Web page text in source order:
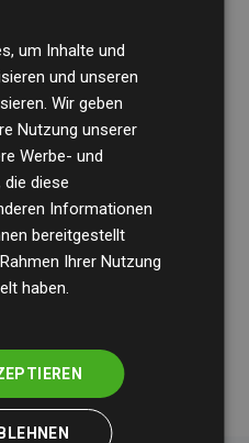
BDOüberprüft
und Methodik, um
sicherzustellen.
unsere Investitionen in
200 % der
der teilnehmenden
klarer Nachweis für die
Ansatzes.
um Inhalte und
und unseren
Wir geben
Nutzung unserer
Werbe- und
die diese
Informationen
bereitgestellt
Ihrer Nutzung
haben.